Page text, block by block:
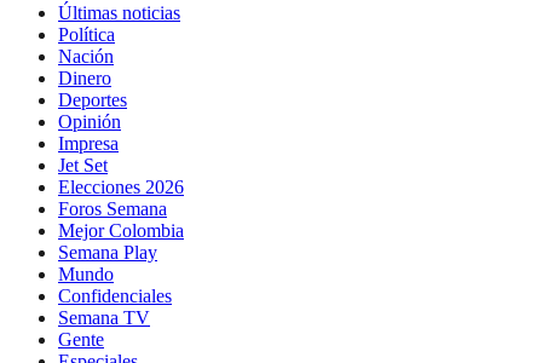
Últimas noticias
Política
Nación
Dinero
Deportes
Opinión
Impresa
Jet Set
Elecciones 2026
Foros Semana
Mejor Colombia
Semana Play
Mundo
Confidenciales
Semana TV
Gente